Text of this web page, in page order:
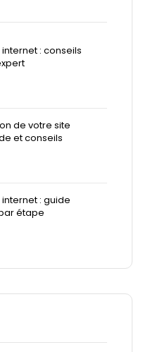
: conseils
de votre site
et conseils
: guide
étape